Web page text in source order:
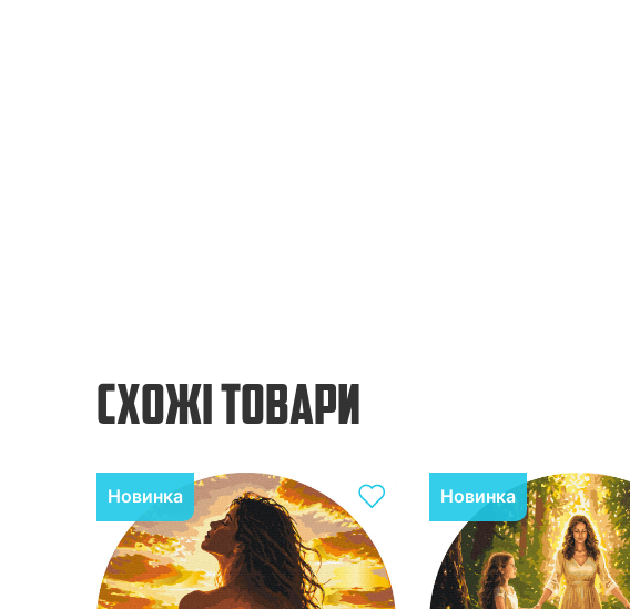
СХОЖІ ТОВАРИ
Новинка Новинка